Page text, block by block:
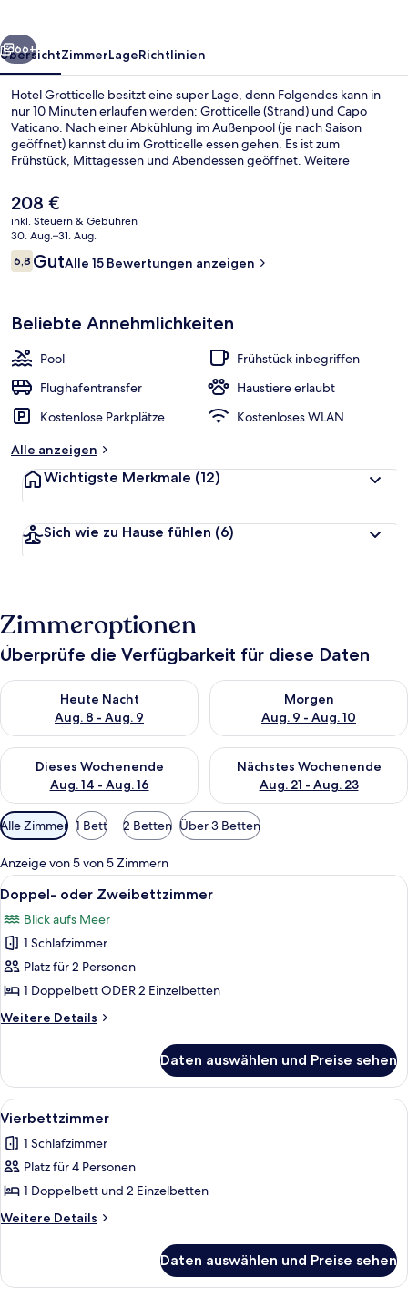
Weiter
66+
ÜbersichtZimmerLageRichtlinien
Hotel Grotticelle besitzt eine super Lage, denn Folgendes kann in
nur 10 Minuten erlaufen werden: Grotticelle (Strand) und Capo
Vaticano. Nach einer Abkühlung im Außenpool (je nach Saison
geöffnet) kannst du im Grotticelle essen gehen. Es ist zum
Frühstück, Mittagessen und Abendessen geöffnet. Weitere
geöffnet) und ein Kinderbecken.
Der
aktuelle
Preis
beträgt
208 €.
208 €
inkl. Steuern & Gebühren
30. Aug.–31. Aug.
Bewertungen
6,86,8 von 10.
GutAlle 15 Bewertungen anzeigen
Beliebte Annehmlichkeiten
Pool
Frühstück inbegriffen
Flughafentransfer
Haustiere erlaubt
Kostenlose Parkplätze
Kostenloses WLAN
Alle anzeigen
Wichtigste Merkmale (12)
Sich wie zu Hause fühlen (6)
Zimmeroptionen
Überprüfe die Verfügbarkeit für diese Daten
Heute Nacht
Aug. 8 - Aug. 9
Überprüfe die Verfügbarkeit für heute Nacht, Aug. 8 - Aug. 9.
Morgen
Aug. 9 - Aug. 10
Überprüfe die Verfügbarkeit
Dieses Wochenende
Aug. 14 - Aug. 16
Überprüfe die Verfügbarkeit für dieses Wochenende, Aug. 14
Nächstes Wochenende
Aug. 21 - Aug. 23
Überprüfe die Verfügbarkeit
Verfügbare
Filter
für
Zimmer
Alle Zimmer 1 Bett 2 Betten Über 3 Betten
Anzeige von 5 von 5 Zimmern
Alle
Fotos
für
Doppel-
oder
Zweibettzimmer
anzeigen
Ein Schlafzimmer mit Bett,
3
Doppel- oder Zweibettzimmer
Blick aufs Meer
1 Schlafzimmer
Platz für 2 Personen
1 Doppelbett ODER 2 Einzelbetten
Weitere Details
Weitere
oder
Zweibettzimmer
Daten auswählen und Preise sehen
Alle
Fotos
für
Vierbettzimmer
anzeigen
Ein Schlafzimmer mit Bett,
2
Vierbettzimmer
1 Schlafzimmer
Platz für 4 Personen
1 Doppelbett und 2 Einzelbetten
Weitere Details
Weitere
Daten auswählen und Preise sehen